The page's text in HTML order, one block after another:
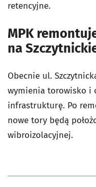
retencyjne.
MPK
na
Obecnie ul.
wymienia torowisko i
infrastrukturę. Po
nowe tory będą
wibroizolacyjnej.